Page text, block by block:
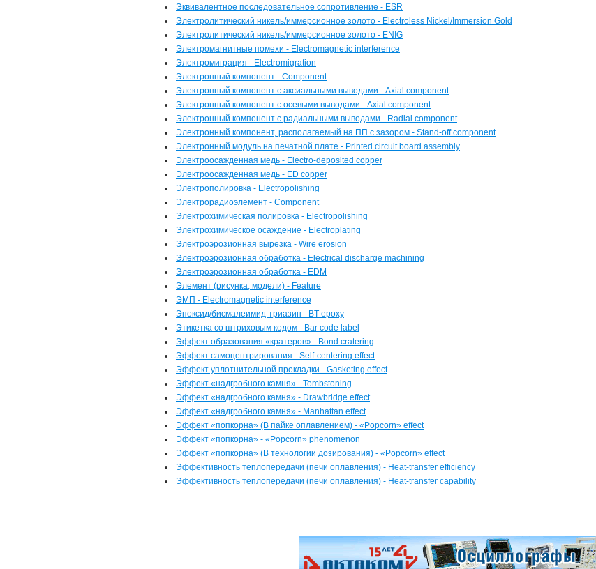
Эквивалентное последовательное сопротивление - ESR
Электролитический никель/иммерсионное золото - Electroless Nickel/Immersion Gold
Электролитический никель/иммерсионное золото - ENIG
Электромагнитные помехи - Electromagnetic interference
Электромиграция - Electromigration
Электронный компонент - Component
Электронный компонент с аксиальными выводами - Axial component
Электронный компонент с осевыми выводами - Axial component
Электронный компонент с радиальными выводами - Radial component
Электронный компонент, располагаемый на ПП с зазором - Stand-off component
Электронный модуль на печатной плате - Printed circuit board assembly
Электроосажденная медь - Electro-deposited copper
Электроосажденная медь - ED copper
Электрополировка - Electropolishing
Электрорадиоэлемент - Component
Электрохимическая полировка - Electropolishing
Электрохимическое осаждение - Electroplating
Электроэрозионная вырезка - Wire erosion
Электроэрозионная обработка - Electrical discharge machining
Электроэрозионная обработка - EDM
Элемент (рисунка, модели) - Feature
ЭМП - Electromagnetic interference
Эпоксид/бисмалеимид-триазин - BT epoxy
Этикетка со штриховым кодом - Bar code label
Эффект образования «кратеров» - Bond cratering
Эффект самоцентрирования - Self-centering effect
Эффект уплотнительной прокладки - Gasketing effect
Эффект «надгробного камня» - Tombstoning
Эффект «надгробного камня» - Drawbridge effect
Эффект «надгробного камня» - Manhattan effect
Эффект «попкорна» (В пайке оплавлением) - «Popcorn» effect
Эффект «попкорна» - «Popcorn» phenomenon
Эффект «попкорна» (В технологии дозирования) - «Popcorn» effect
Эффективность теплопередачи (печи оплавления) - Heat-transfer efficiency
Эффективность теплопередачи (печи оплавления) - Heat-transfer capability